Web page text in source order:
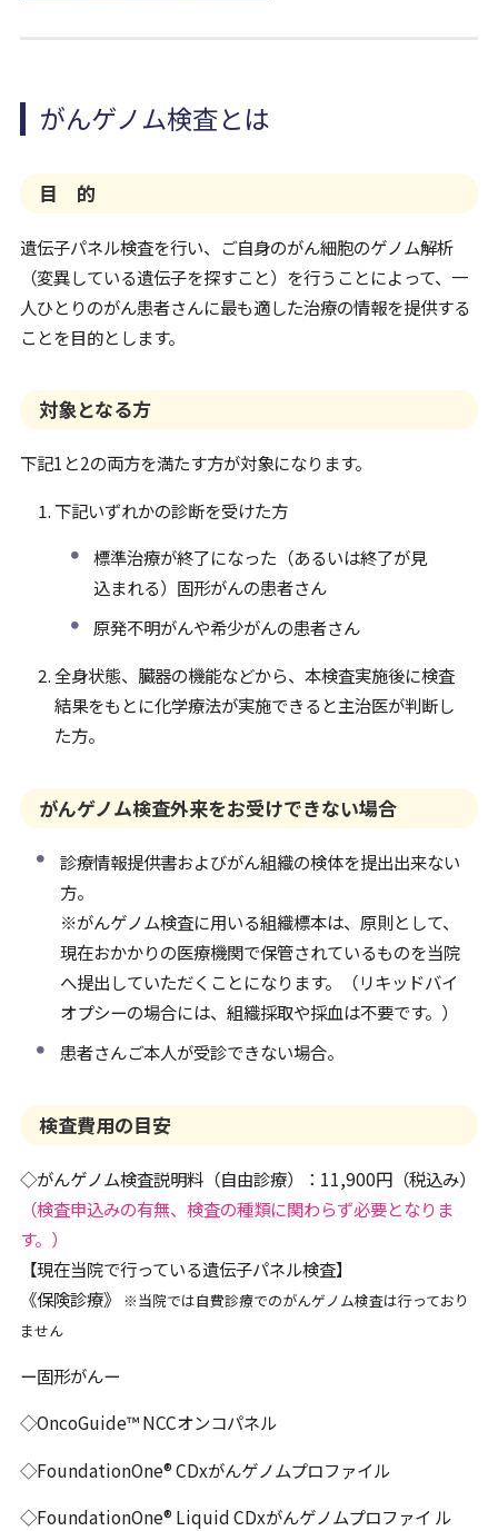
がんゲノム検査とは
目 的
遺伝子パネル検査を行い、ご自身のがん細胞のゲノム解析
（変異している遺伝子を探すこと）を行うことによって、一
人ひとりのがん患者さんに最も適した治療の情報を提供する
ことを目的とします。
対象となる方
下記1と2の両方を満たす方が対象になります。
下記いずれかの診断を受けた方
標準治療が終了になった（あるいは終了が見
込まれる）固形がんの患者さん
原発不明がんや希少がんの患者さん
全身状態、臓器の機能などから、本検査実施後に検査
結果をもとに化学療法が実施できると主治医が判断し
た方。
がんゲノム検査外来をお受けできない場合
診療情報提供書およびがん組織の検体を提出出来ない
方。
※がんゲノム検査に用いる組織標本は、原則として、
現在おかかりの医療機関で保管されているものを当院
へ提出していただくことになります。（リキッドバイ
オプシーの場合には、組織採取や採血は不要です。）
患者さんご本人が受診できない場合。
検査費用の目安
◇がんゲノム検査説明料（自由診療）：11,900円（税込み）
（検査申込みの有無、検査の種類に関わらず必要となりま
す。）
【現在当院で行っている遺伝子パネル検査】
《保険診療》
※当院では自費診療でのがんゲノム検査は行っており
ません
ー固形がんー
◇OncoGuide™ NCCオンコパネル
◇FoundationOne® CDxがんゲノムプロファイル
◇FoundationOne® Liquid CDxがんゲノムプロファイ ル